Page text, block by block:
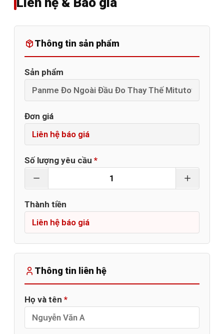
Thông tin sản phẩm
Sản phẩm
Đơn giá
Số lượng yêu cầu *
Thành tiền
Thông tin liên hệ
Họ và tên *